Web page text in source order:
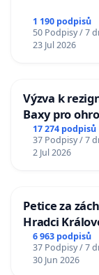
1 190 podpisů
50 Podpisy / 7
23 Jul 2026
Výzva k
Baxy pro
17 274 podpisů
37 Podpisy / 7
2 Jul 2026
Petice za
Hradci
6 963 podpisů
37 Podpisy / 7
30 Jun 2026